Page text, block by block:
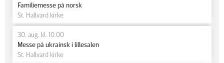
Familiemesse på norsk
St. Hallvard kirke
30. aug. kl. 10.00
Messe på ukrainsk i lillesalen
St. Hallvard kirke